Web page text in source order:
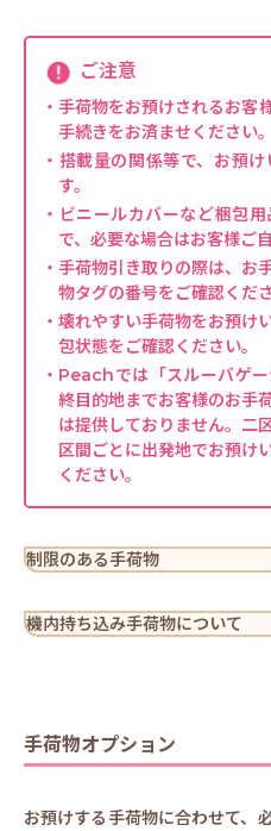
ご注意
・手荷物をお預けされるお客
手続きをお済ませください。
・搭載量の関係等で、お預
す。
・ビニールカバーなど梱包
で、必要な場合はお客様ご
・手荷物引き取りの際は、お
物タグの番号をご確認くださ
・壊れやすい手荷物をお預け
包状態をご確認ください。
・Peachでは「スルーバゲ
終目的地までお客様のお手
は提供しておりません。二
区間ごとに出発地でお預け
ください。
制限のある手荷物
機内持ち込み手荷物について
手荷物オプション
お預けする手荷物に合わせて、